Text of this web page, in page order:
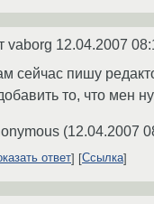
vaborg 12.04.2007
сейчас пишу
то, что мен
(12.04.2007
ответ Ссылка